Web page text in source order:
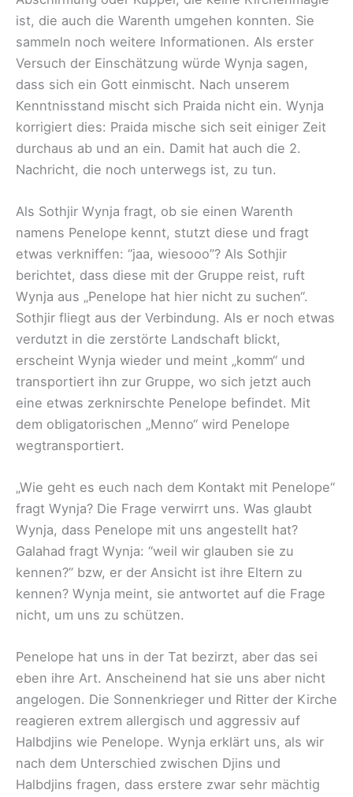
ist, die auch die Warenth umgehen konnten. Sie
sammeln noch weitere Informationen. Als erster
Versuch der Einschätzung würde Wynja sagen,
dass sich ein Gott einmischt. Nach unserem
Kenntnisstand mischt sich Praida nicht ein. Wynja
korrigiert dies: Praida mische sich seit einiger Zeit
durchaus ab und an ein. Damit hat auch die 2.
Nachricht, die noch unterwegs ist, zu tun.
Als Sothjir Wynja fragt, ob sie einen Warenth
namens Penelope kennt, stutzt diese und fragt
etwas verkniffen: “jaa, wiesooo”? Als Sothjir
berichtet, dass diese mit der Gruppe reist, ruft
Wynja aus „Penelope hat hier nicht zu suchen“.
Sothjir fliegt aus der Verbindung. Als er noch etwas
verdutzt in die zerstörte Landschaft blickt,
erscheint Wynja wieder und meint „komm“ und
transportiert ihn zur Gruppe, wo sich jetzt auch
eine etwas zerknirschte Penelope befindet. Mit
dem obligatorischen „Menno“ wird Penelope
wegtransportiert.
„Wie geht es euch nach dem Kontakt mit Penelope“
fragt Wynja? Die Frage verwirrt uns. Was glaubt
Wynja, dass Penelope mit uns angestellt hat?
Galahad fragt Wynja: “weil wir glauben sie zu
kennen?” bzw, er der Ansicht ist ihre Eltern zu
kennen? Wynja meint, sie antwortet auf die Frage
nicht, um uns zu schützen.
Penelope hat uns in der Tat bezirzt, aber das sei
eben ihre Art. Anscheinend hat sie uns aber nicht
angelogen. Die Sonnenkrieger und Ritter der Kirche
reagieren extrem allergisch und aggressiv auf
Halbdjins wie Penelope. Wynja erklärt uns, als wir
nach dem Unterschied zwischen Djins und
Halbdjins fragen, dass erstere zwar sehr mächtig